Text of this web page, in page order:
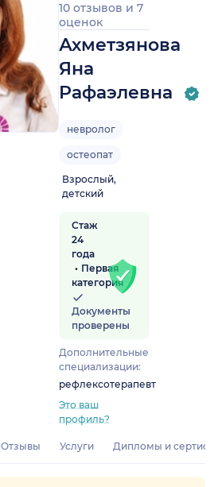
Ахметзянова
Яна
Рафаэлевна
10 отзывов и 7
оценок
невролог
остеопат
Взрослый,
детский
Стаж
24
года
Первая
категория
Документы
проверены
Дополнительные
специализации:
рефлексотерапевт
Это ваш
профиль?
Отзывы Услуги Дипломы и